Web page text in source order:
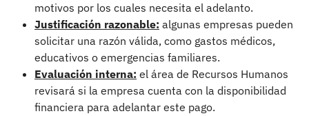
motivos por los cuales necesita el adelanto.
Justificación razonable: algunas empresas pueden
solicitar una razón válida, como gastos médicos,
educativos o emergencias familiares.
Evaluación interna: el área de Recursos Humanos
revisará si la empresa cuenta con la disponibilidad
financiera para adelantar este pago.